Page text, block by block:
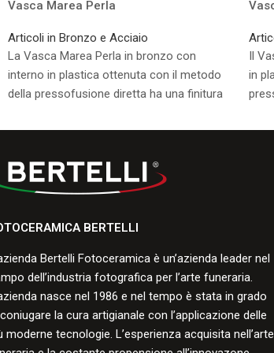
Vasca Marea Perla
Articoli in Bronzo e Acciaio
La Vasca Marea Perla in bronzo con
interno in plastica ottenuta con il metodo
della pressofusione diretta ha una finitura
scheggiature e allo scoloramento, con una
Consulta i formati disponibili.
Il
in
BERTELLI
Bertelli Fotoceramica è un’azienda leader nel
dell’industria fotografica per l’arte funeraria.
nasce nel 1986 e nel tempo è stata in grado
la cura artigianale con l’applicazione delle
moderne tecnologie. L’esperienza acquisita nell’arte